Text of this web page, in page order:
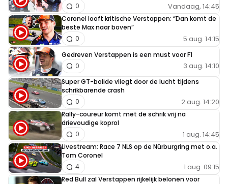
Vandaag, 14:45
0
Coronel looft kritische Verstappen: “Dan komt de
beste Max naar boven”
5 aug. 14:15
0
Gedreven Verstappen is een must voor F1
3 aug. 14:10
0
Super GT-bolide vliegt door de lucht tijdens
schrikbarende crash
2 aug. 14:20
0
Rally-coureur komt met de schrik vrij na
drievoudige koprol
1 aug. 14:45
0
Livestream: Race 7 NLS op de Nürburgring met o.a.
Tom Coronel
1 aug. 09:15
4
Red Bull zal Verstappen rijkelijk belonen voor